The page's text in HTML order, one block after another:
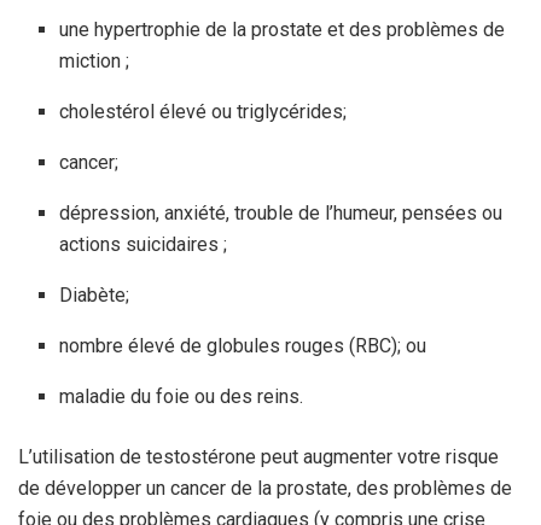
une hypertrophie de la prostate et des problèmes de
miction ;
cholestérol élevé ou triglycérides;
cancer;
dépression, anxiété, trouble de l’humeur, pensées ou
actions suicidaires ;
Diabète;
nombre élevé de globules rouges (RBC); ou
maladie du foie ou des reins.
L’utilisation de testostérone peut augmenter votre risque
de développer un cancer de la prostate, des problèmes de
foie ou des problèmes cardiaques (y compris une crise